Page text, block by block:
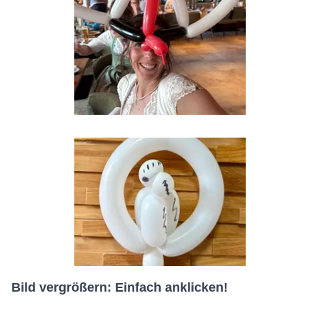
Bild vergrößern: Einfach anklicken!